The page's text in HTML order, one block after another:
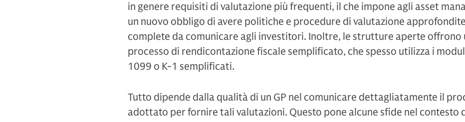
in genere requisiti di valutazione più frequenti, il che impone agli asset
un nuovo obbligo di avere politiche e procedure di valutazione
complete da comunicare agli investitori. Inoltre, le strutture aperte offrono
processo di rendicontazione fiscale semplificato, che spesso utilizza i
1099 o K-1 semplificati.
Tutto dipende dalla qualità di un GP nel comunicare dettagliatamente il
adottato per fornire tali valutazioni. Questo pone alcune sfide nel contesto